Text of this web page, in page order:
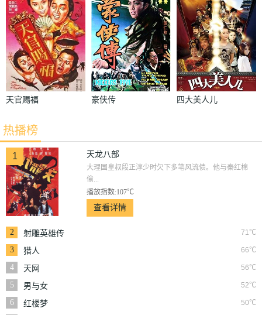
天官赐福 豪侠传 四大美人儿
热播榜
1 天龙八部
大理国皇叔段正淳少时欠下多笔风流债。他与秦红棉
偷...
播放指数:107℃
查看详情
2 71℃
射雕英雄传
3
66℃
猎人
4
56℃
天网
5
52℃
男与女
6
50℃
红楼梦